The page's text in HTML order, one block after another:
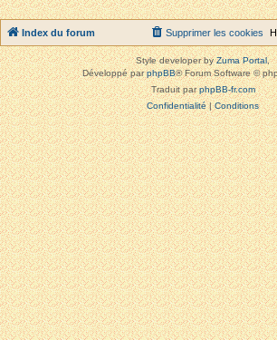
Index du forum Supprimer les cookies
Style developer byZuma Portal,
Développé parphpBB® Forum Software ©
Traduit parphpBB-fr.com
Confidentialité|Conditions